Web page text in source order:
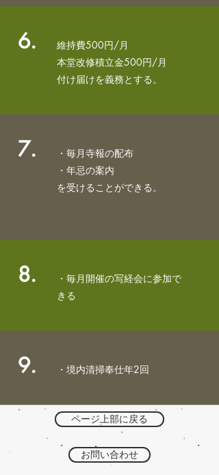
6.
維持費500円/月
本堂改修積立金500円/月
​付け届けを義務とする。
7.
・毎月寺報の配布
・年忌の案内
​を受けることができる。
8.
・毎月開催の写経会に参加で
きる
9. ​・境内清掃奉仕年2回
ページ上部に戻る
お問い合わせ